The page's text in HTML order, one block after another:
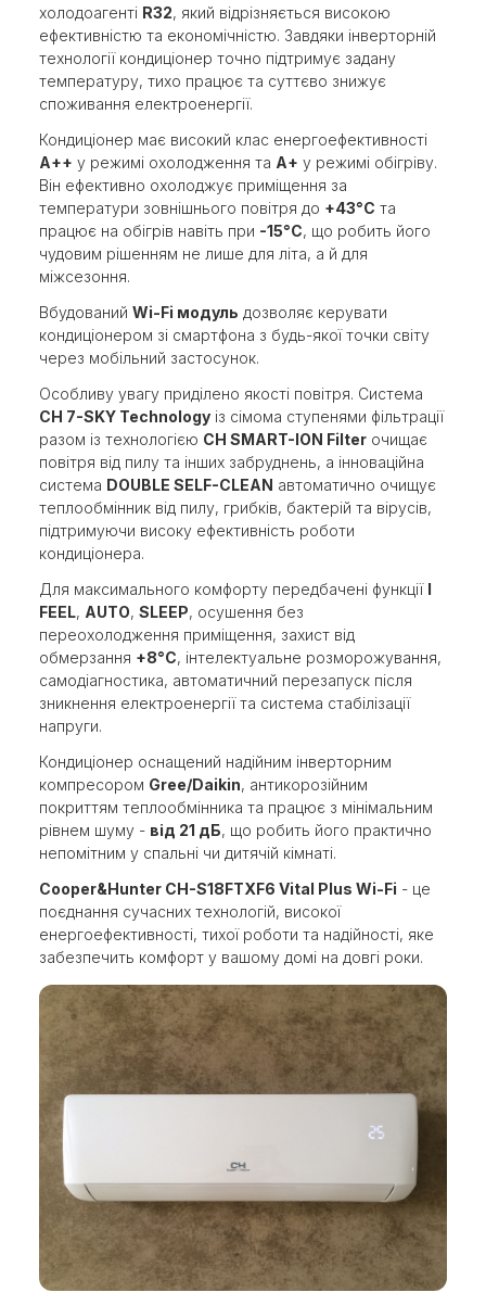
холодоагенті R32, який відрізняється високою
ефективністю та економічністю. Завдяки інверторній
технології кондиціонер точно підтримує задану
температуру, тихо працює та суттєво знижує
споживання електроенергії.
Кондиціонер має високий клас енергоефективності
A++ у режимі охолодження та A+ у режимі обігріву.
Він ефективно охолоджує приміщення за
температури зовнішнього повітря до +43°C та
працює на обігрів навіть при -15°C, що робить його
чудовим рішенням не лише для літа, а й для
міжсезоння.
Вбудований Wi-Fi модуль дозволяє керувати
кондиціонером зі смартфона з будь-якої точки світу
через мобільний застосунок.
Особливу увагу приділено якості повітря. Система
CH 7-SKY Technology із сімома ступенями фільтрації
разом із технологією CH SMART-ION Filter очищає
повітря від пилу та інших забруднень, а інноваційна
система DOUBLE SELF-CLEAN автоматично очищує
теплообмінник від пилу, грибків, бактерій та вірусів,
підтримуючи високу ефективність роботи
кондиціонера.
Для максимального комфорту передбачені функції I
FEEL, AUTO, SLEEP, осушення без
переохолодження приміщення, захист від
обмерзання +8°C, інтелектуальне розморожування,
самодіагностика, автоматичний перезапуск після
зникнення електроенергії та система стабілізації
напруги.
Кондиціонер оснащений надійним інверторним
компресором Gree/Daikin, антикорозійним
покриттям теплообмінника та працює з мінімальним
рівнем шуму - від 21 дБ, що робить його практично
непомітним у спальні чи дитячій кімнаті.
Cooper&Hunter CH-S18FTXF6 Vital Plus Wi-Fi - це
поєднання сучасних технологій, високої
енергоефективності, тихої роботи та надійності, яке
забезпечить комфорт у вашому домі на довгі роки.